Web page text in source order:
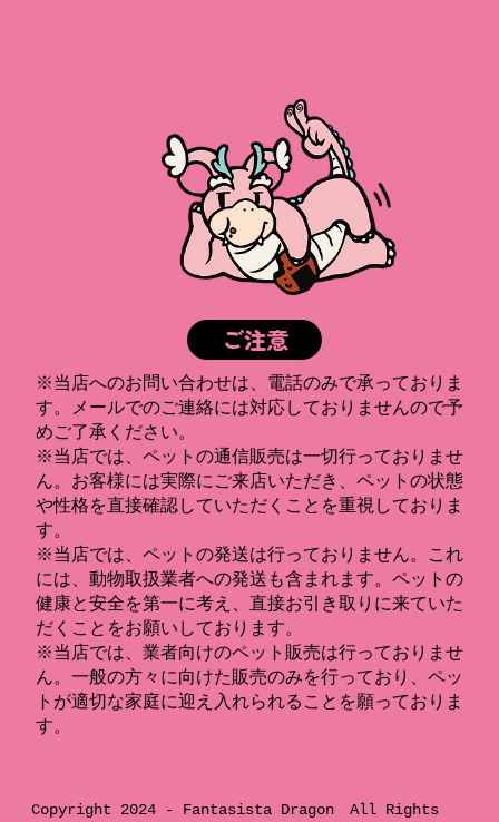
ご注意
※当店へのお問い合わせは、電話のみで承っておりま
す。メールでのご連絡には対応しておりませんので予
めご了承ください。
※当店では、ペットの通信販売は一切行っておりませ
ん。お客様には実際にご来店いただき、ペットの状態
や性格を直接確認していただくことを重視しておりま
す。
※当店では、ペットの発送は行っておりません。これ
には、動物取扱業者への発送も含まれます。ペットの
健康と安全を第一に考え、直接お引き取りに来ていた
だくことをお願いしております。
※当店では、業者向けのペット販売は行っておりませ
ん。一般の方々に向けた販売のみを行っており、ペッ
トが適切な家庭に迎え入れられることを願っておりま
す。
Copyright 2024 - Fantasista DragonAll Rights